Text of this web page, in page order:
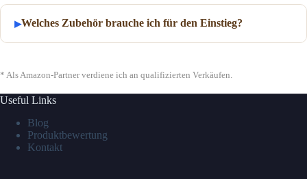
Welches Zubehör brauche ich für den Einstieg?
* Als Amazon-Partner verdiene ich an qualifizierten Verkäufen.
Useful Links
Blog
Produktbewertung
Kontakt